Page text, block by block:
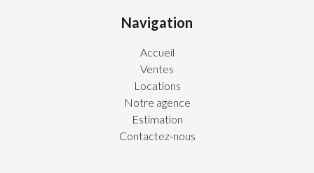
Navigation
Accueil
Ventes
Locations
Notre agence
Estimation
Contactez-nous